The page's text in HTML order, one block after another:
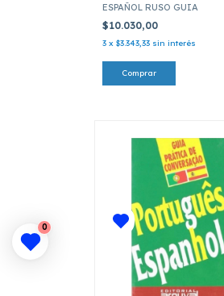
ESPAÑOL RUSO GUIA
$10.030,00
3 x $3.343,33 sin interés
0